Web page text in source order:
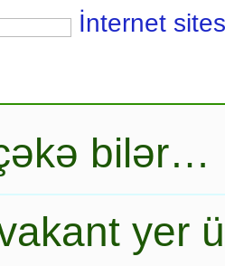
İnternet
bilər…
yer